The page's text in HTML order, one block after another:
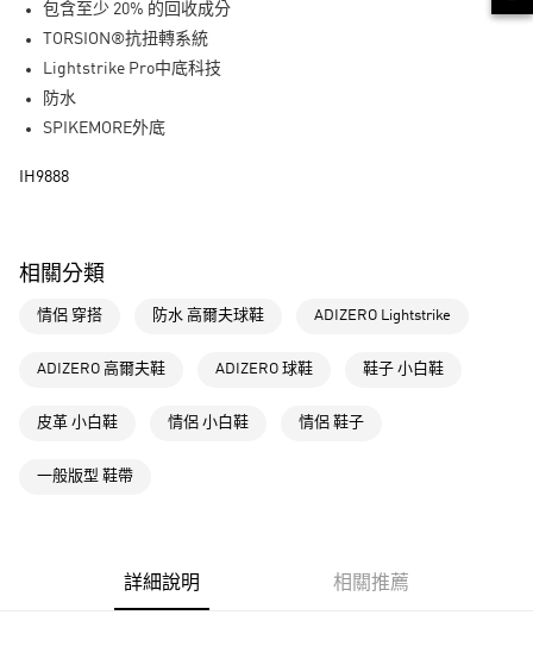
全家取貨付款
每筆NT$80，滿NT$1,500(含以上)免運費
付款後全家取貨
萊爾富取貨付款
付款後萊爾富取貨
每筆NT$80，滿NT$1,500(含以上)免運費
付款後7-11取貨
包含至少 20% 的回收成分
TORSION®抗扭轉系統
Lightstrike Pro中底科技
防水
SPIKEMORE外底
IH9888
相關分類
情侶 穿搭 防水 高爾夫球鞋 ADIZERO Lightstrike
ADIZERO 高爾夫鞋 ADIZERO 球鞋 鞋子 小白鞋
皮革 小白鞋 情侶 小白鞋 情侶 鞋子
一般版型 鞋帶
詳細說明 相關推薦